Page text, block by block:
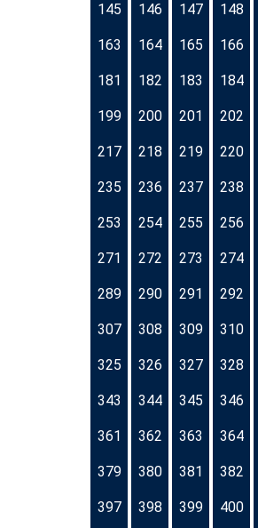
145 146 147 148
163 164 165 166
181 182 183 184
199 200 201 202
217 218 219 220
235 236 237 238
253 254 255 256
271 272 273 274
289 290 291 292
307 308 309 310
325 326 327 328
343 344 345 346
361 362 363 364
379 380 381 382
397 398 399 400